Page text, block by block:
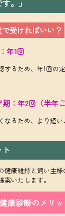
。」
受ければいい？
年1回
するため、年1回の
：年2回（半年ご
なるため、より短
健康維持と飼い主
いたします。
健康診断のメリッ